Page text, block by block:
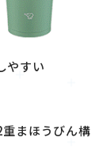
やすい
重まほうびん構